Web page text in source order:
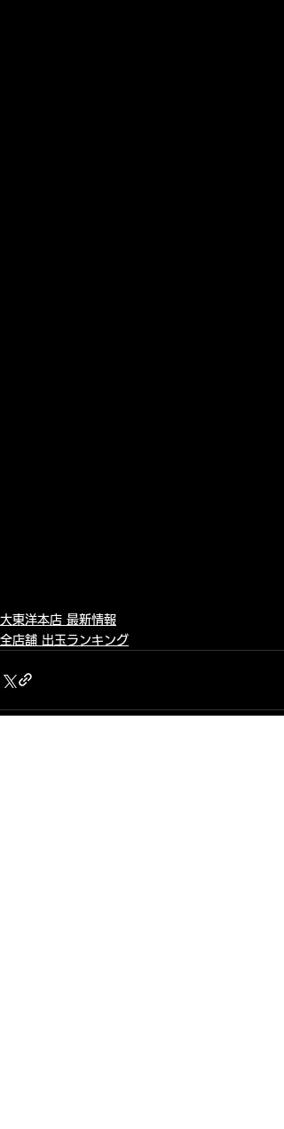
大東洋本店 最新情報
全店舗 出玉ランキング